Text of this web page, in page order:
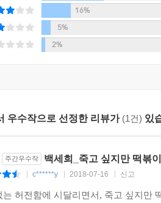
의 오늘 하루가 완벽한 하루까진 아
삶이라는 믿음을 주기를 바란다. 우리
16%
5%
2%
우수작으로 선정한 리뷰가 (1건) 있
주간우수작 백세희_죽고 싶지만 떡볶
c******y 2018-07-16 신고
는 허전함에 시달리면서, 죽고 싶지만